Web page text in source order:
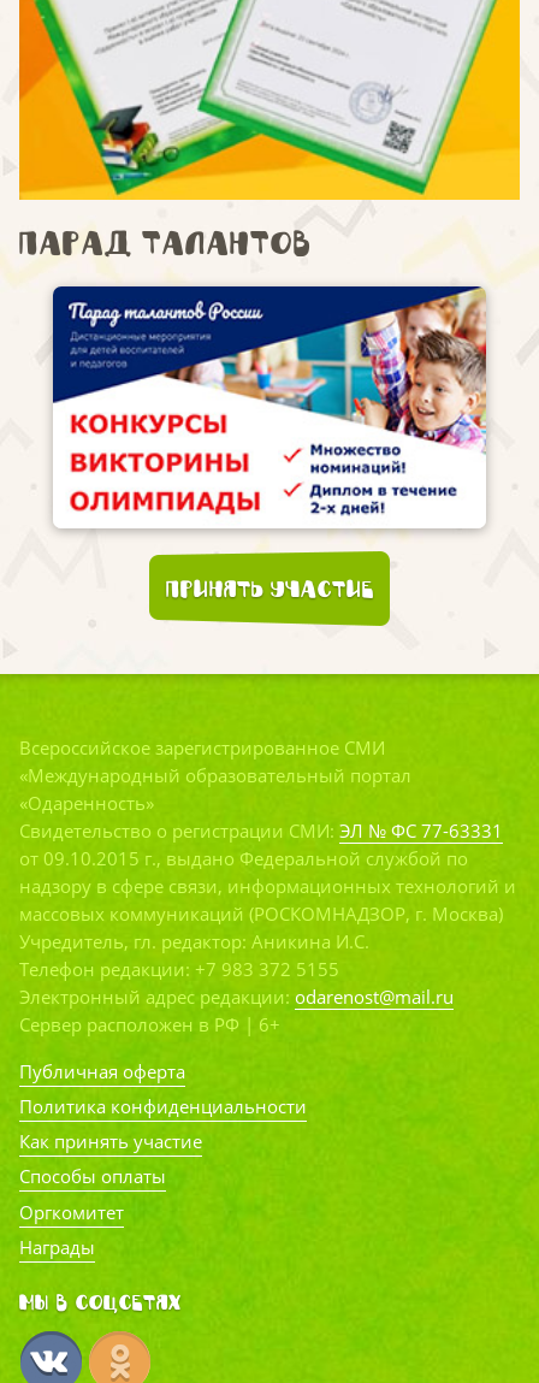
Парад талантов
Принять участие
Всероссийское зарегистрированное СМИ
«Международный образовательный портал
«Одаренность»
Свидетельство о регистрации СМИ: ЭЛ № ФС 77-63331
от 09.10.2015 г., выдано Федеральной службой по
надзору в сфере связи, информационных технологий и
массовых коммуникаций (РОСКОМНАДЗОР, г. Москва)
Учредитель, гл. редактор: Аникина И.С.
Телефон редакции: +7 983 372 5155
Электронный адрес редакции: odarenost@mail.ru
Сервер расположен в РФ | 6+
Публичная оферта
Политика конфиденциальности
Как принять участие
Способы оплаты
Оргкомитет
Награды
Мы в соцсетях